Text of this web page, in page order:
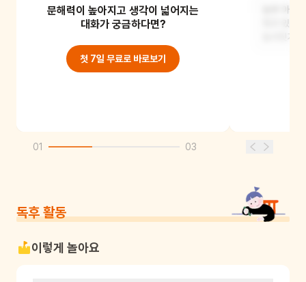
사막에서 농사를 짓는 농부 아저씨의
이야기일 것 같아요. 사막은 물이 없어서
문해력이 높아지고 생각이 넓어지는
대화가 궁금하다면?
첫 7일 무료로 바로보기
농부 아저
농사짓기
01 03
독후 활동
이렇게 놀아요